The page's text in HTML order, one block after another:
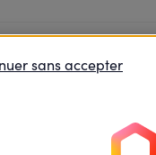
le débat Je
! sans accepter